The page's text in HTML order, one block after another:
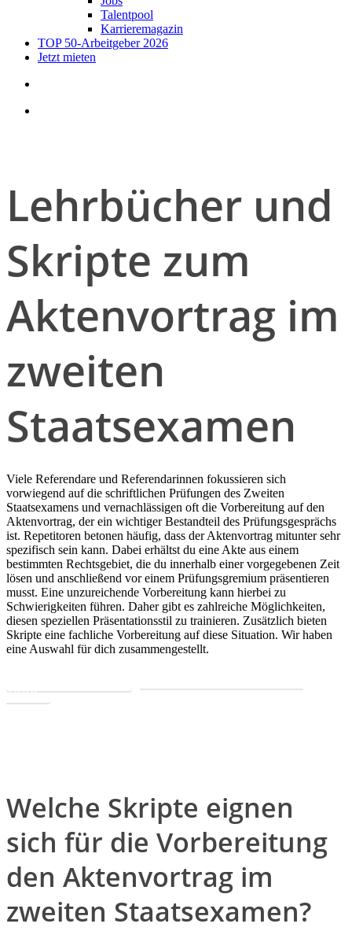
Talentpool
Karrieremagazin
TOP 50-Arbeitgeber 2026
Jetzt mieten
Lehrbücher und
Skripte zum
Aktenvortrag im
zweiten
Staatsexamen
Viele Referendare und Referendarinnen fokussieren sich
vorwiegend auf die schriftlichen Prüfungen des Zweiten
Staatsexamens und vernachlässigen oft die Vorbereitung auf den
Aktenvortrag, der ein wichtiger Bestandteil des Prüfungsgesprächs
ist. Repetitoren betonen häufig, dass der Aktenvortrag mitunter sehr
spezifisch sein kann. Dabei erhältst du eine Akte aus einem
bestimmten Rechtsgebiet, die du innerhalb einer vorgegebenen Zeit
lösen und anschließend vor einem Prüfungsgremium präsentieren
musst. Eine unzureichende Vorbereitung kann hierbei zu
Schwierigkeiten führen. Daher gibt es zahlreiche Möglichkeiten,
diesen speziellen Präsentationsstil zu trainieren. Zusätzlich bieten
Skripte eine fachliche Vorbereitung auf diese Situation. Wir haben
eine Auswahl für dich zusammengestellt.
Shop
Welche Skripte eignen
sich für die Vorbereitung
den Aktenvortrag im
zweiten Staatsexamen?